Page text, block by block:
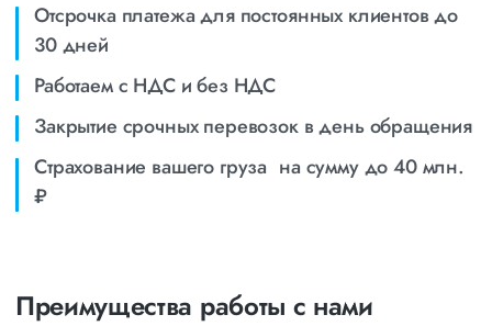
Отсрочка платежа для постоянных клиентов до
30 дней
Работаем с НДС и без НДС
Закрытие срочных перевозок в день обращения
Страхование вашего груза на сумму до 40 млн.
₽
Преимущества работы с нами